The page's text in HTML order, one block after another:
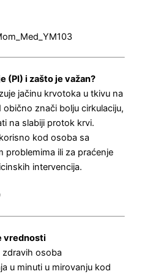
(PI) i zašto je važan?
jačinu krvotoka u tkivu na
obično znači bolju cirkulaciju,
na slabiji protok krvi.
kod osoba sa
problemima ili za praćenje
intervencija.
vrednosti
zdravih osoba
u minuti u mirovanju kod